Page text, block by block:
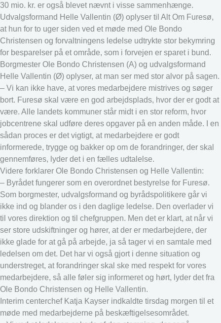
30 mio. kr. er også blevet nævnt i visse sammenhænge.
Udvalgsformand Helle Vallentin (Ø) oplyser til Alt Om Furesø,
at hun for to uger siden ved et møde med Ole Bondo
Christensen og forvaltningens ledelse udtrykte stor bekymring
for besparelser på et område, som i forvejen er sparet i bund.
Borgmester Ole Bondo Christensen (A) og udvalgsformand
Helle Vallentin (Ø) oplyser, at man ser med stor alvor på sagen.
– Vi kan ikke have, at vores medarbejdere mistrives og søger
bort. Furesø skal være en god arbejdsplads, hvor der er godt at
være. Alle landets kommuner står midt i en stor reform, hvor
jobcentrene skal udføre deres opgaver på en anden måde. I en
sådan proces er det vigtigt, at medarbejdere er godt
informerede, trygge og bakker op om de forandringer, der skal
gennemføres, lyder det i en fælles udtalelse.
Videre forklarer Ole Bondo Christensen og Helle Vallentin:
– Byrådet fungerer som en overordnet bestyrelse for Furesø.
Som borgmester, udvalgsformand og byrådspolitikere går vi
ikke ind og blander os i den daglige ledelse. Den overlader vi
til vores direktion og til chefgruppen. Men det er klart, at når vi
ser store udskiftninger og hører, at der er medarbejdere, der
ikke glade for at gå på arbejde, ja så tager vi en samtale med
ledelsen om det. Det har vi også gjort i denne situation og
understreget, at forandringer skal ske med respekt for vores
medarbejdere, så alle føler sig informeret og hørt, lyder det fra
Ole Bondo Christensen og Helle Vallentin.
Interim centerchef Katja Kayser indkaldte tirsdag morgen til et
møde med medarbejderne på beskæftigelsesområdet.